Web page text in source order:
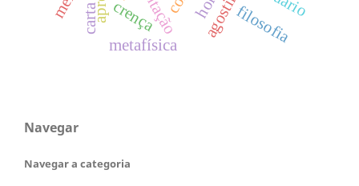
carta ii filosofia
metafísica
crença
Navegar
Navegar a categoria